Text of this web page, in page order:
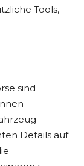
Tools,
sind
Details auf